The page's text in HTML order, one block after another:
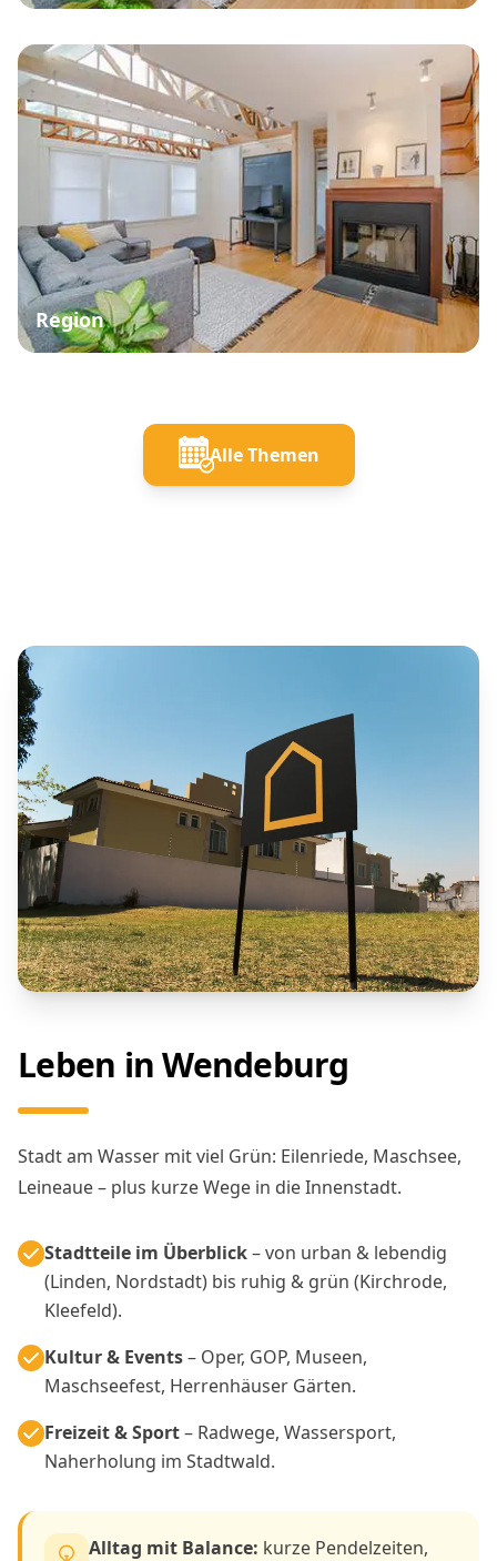
Region
Alle Themen
Leben in Wendeburg
Stadt am Wasser mit viel Grün: Eilenriede, Maschsee,
Leineaue – plus kurze Wege in die Innenstadt.
Stadtteile im Überblick– von urban & lebendig
(Linden, Nordstadt) bis ruhig & grün (Kirchrode,
Kleefeld).
Kultur & Events– Oper, GOP, Museen,
Maschseefest, Herrenhäuser Gärten.
Freizeit & Sport– Radwege, Wassersport,
Naherholung im Stadtwald.
Alltag mit Balance: kurze Pendelzeiten,